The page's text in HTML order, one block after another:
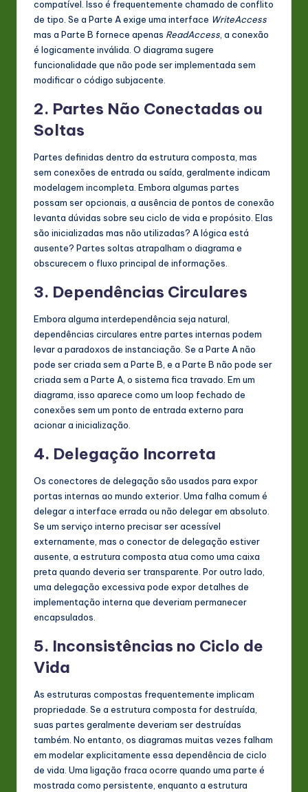
compatível. Isso é frequentemente chamado de conflito
de tipo. Se a Parte A exige uma interface WriteAccess
mas a Parte B fornece apenas ReadAccess, a conexão
é logicamente inválida. O diagrama sugere
funcionalidade que não pode ser implementada sem
modificar o código subjacente.
2. Partes Não Conectadas ou
Soltas
Partes definidas dentro da estrutura composta, mas
sem conexões de entrada ou saída, geralmente indicam
modelagem incompleta. Embora algumas partes
possam ser opcionais, a ausência de pontos de conexão
levanta dúvidas sobre seu ciclo de vida e propósito. Elas
são inicializadas mas não utilizadas? A lógica está
ausente? Partes soltas atrapalham o diagrama e
obscurecem o fluxo principal de informações.
3. Dependências Circulares
Embora alguma interdependência seja natural,
dependências circulares entre partes internas podem
levar a paradoxos de instanciação. Se a Parte A não
pode ser criada sem a Parte B, e a Parte B não pode ser
criada sem a Parte A, o sistema fica travado. Em um
diagrama, isso aparece como um loop fechado de
conexões sem um ponto de entrada externo para
acionar a inicialização.
4. Delegação Incorreta
Os conectores de delegação são usados para expor
portas internas ao mundo exterior. Uma falha comum é
delegar a interface errada ou não delegar em absoluto.
Se um serviço interno precisar ser acessível
externamente, mas o conector de delegação estiver
ausente, a estrutura composta atua como uma caixa
preta quando deveria ser transparente. Por outro lado,
uma delegação excessiva pode expor detalhes de
implementação interna que deveriam permanecer
encapsulados.
5. Inconsistências no Ciclo de
Vida
As estruturas compostas frequentemente implicam
propriedade. Se a estrutura composta for destruída,
suas partes geralmente deveriam ser destruídas
também. No entanto, os diagramas muitas vezes falham
em modelar explicitamente essa dependência de ciclo
de vida. Uma ligação fraca ocorre quando uma parte é
mostrada como persistente, enquanto a estrutura